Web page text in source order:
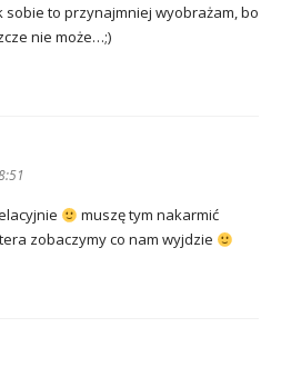
sobie to przynajmniej wyobrażam, bo
nie może…;)
muszę tym nakarmić
zobaczymy co nam wyjdzie